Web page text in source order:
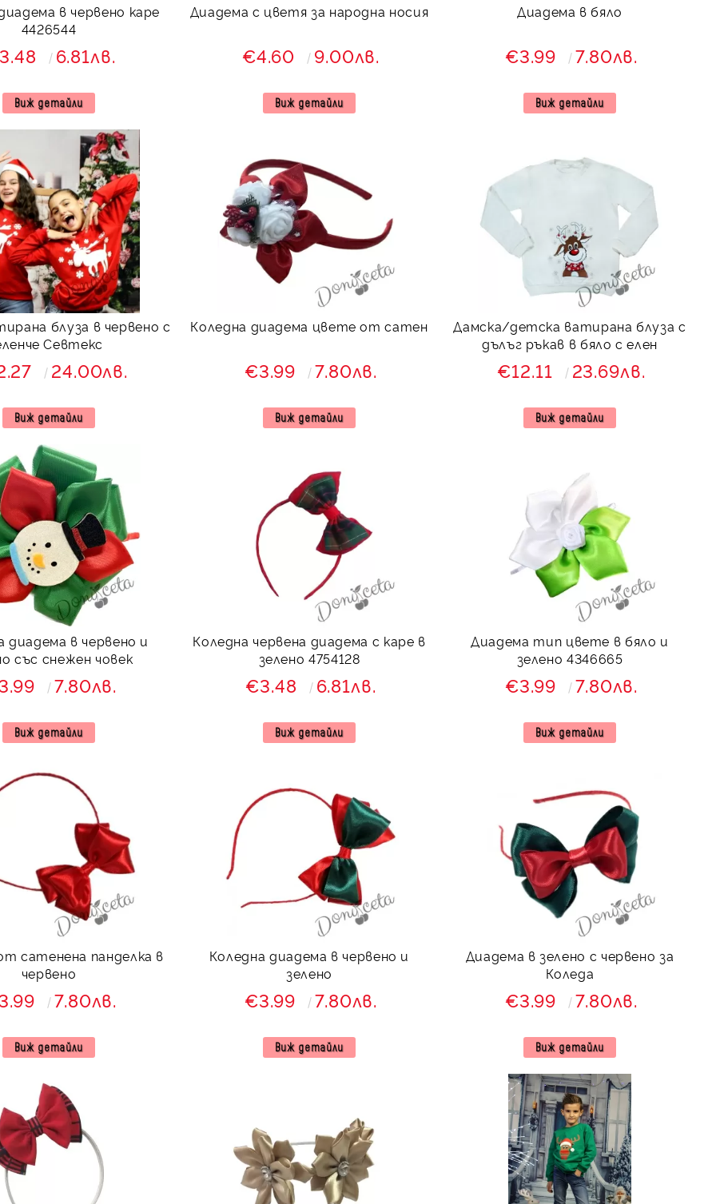
в червено каре
4426544
6.81лв.
Виж детайли
Диадема с цветя за народна носия
€4.60 9.00лв.
Виж детайли
Диадема в бяло
€3.99 7.80лв.
Виж детайли
блуза в червено с
Севтекс
24.00лв.
Виж детайли
Коледна диадема цвете от сатен
€3.99 7.80лв.
Виж детайли
Дамска/детска ватирана блуза с
дълъг ръкав в бяло с елен
€12.11 23.69лв.
Виж детайли
диадема в червено и
със снежен човек
7.80лв.
Виж детайли
Коледна червена диадема с каре в
зелено 4754128
€3.48 6.81лв.
Виж детайли
Диадема тип цвете в бяло и
зелено 4346665
€3.99 7.80лв.
Виж детайли
сатенена панделка в
червено
7.80лв.
Виж детайли
Коледна диадема в червено и
зелено
€3.99 7.80лв.
Виж детайли
Диадема в зелено с червено за
Коледа
€3.99 7.80лв.
Виж детайли